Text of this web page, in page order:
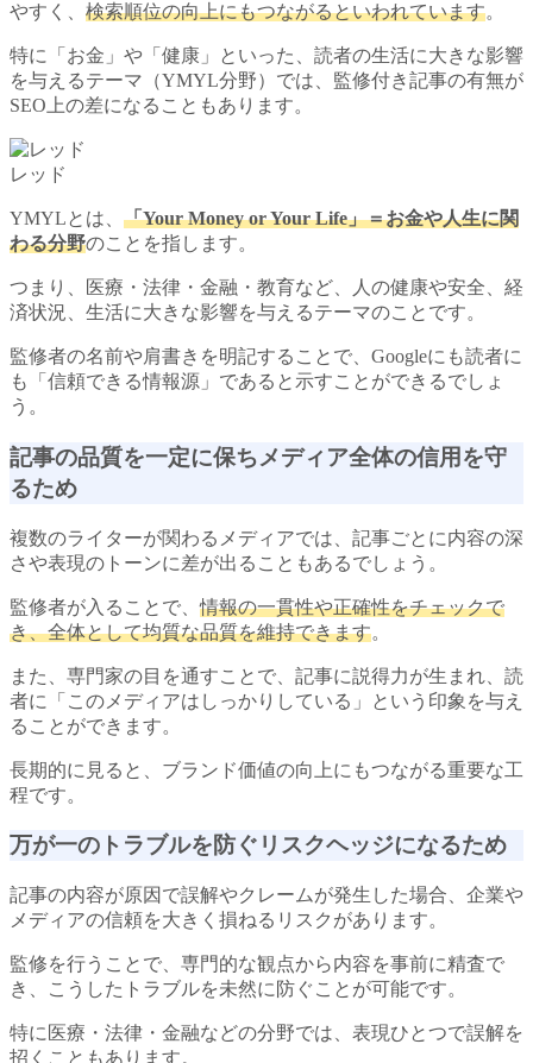
やすく、 検索順位の向上にもつながるといわれています。
特に「お金」や「健康」といった、読者の生活に大きな影響
を与えるテーマ（YMYL分野）では、監修付き記事の有無が
SEO上の差になることもあります。
レッド
YMYLとは、 「Your Money or Your Life」＝お金や人生に関
わる分野のことを指します。
つまり、医療・法律・金融・教育など、人の健康や安全、経
済状況、生活に大きな影響を与えるテーマのことです。
監修者の名前や肩書きを明記することで、Googleにも読者に
も「信頼できる情報源」であると示すことができるでしょ
う。
記事の品質を一定に保ちメディア全体の信用を守
るため
複数のライターが関わるメディアでは、記事ごとに内容の深
さや表現のトーンに差が出ることもあるでしょう。
監修者が入ることで、情報の一貫性や正確性をチェックで
き、全体として均質な品質を維持できます。
また、専門家の目を通すことで、記事に説得力が生まれ、読
者に「このメディアはしっかりしている」という印象を与え
ることができます。
長期的に見ると、ブランド価値の向上にもつながる重要な工
程です。
万が一のトラブルを防ぐリスクヘッジになるため
記事の内容が原因で誤解やクレームが発生した場合、企業や
メディアの信頼を大きく損ねるリスクがあります。
監修を行うことで、専門的な観点から内容を事前に精査で
き、こうしたトラブルを未然に防ぐことが可能です。
特に医療・法律・金融などの分野では、表現ひとつで誤解を
招くこともあります。